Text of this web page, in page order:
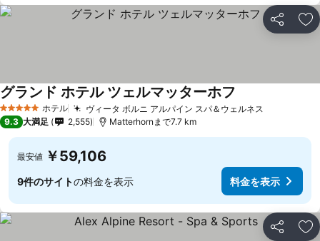
シェア お
5 ホテルのランク
ホテル ヴィータ ボルニ アルパイン スパ＆ウェルネス
グランド ホテル ツェルマッターホフ
9.3 大満足 2,555 Matterhornまで7.7 km
最安値 ￥59,106
9件のサイトの料金を表示 料金を表示
シェア お